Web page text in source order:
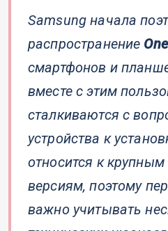
Samsung начала
распространение
смартфонов и
вместе с этим
сталкиваются с
устройства к
относится к
версиям, поэтому
важно учитывать